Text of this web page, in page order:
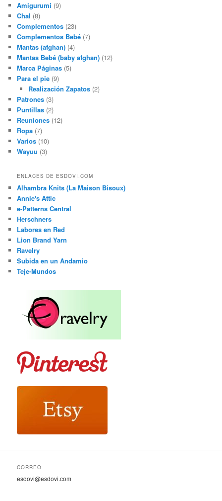
Amigurumi (9)
Chal (8)
Complementos (23)
Complementos Bebé (7)
Mantas (afghan) (4)
Mantas Bebé (baby afghan) (12)
Marca Páginas (5)
Para el pie (9)
Realización Zapatos(2)
Patrones (3)
Puntillas (2)
Reuniones (12)
Ropa (7)
Varios (10)
Wayuu (3)
ENLACES DE ESDOVI.COM
Alhambra Knits (La Maison Bisoux)
Annie's Attic
e-Patterns Central
Herschners
Labores en Red
Lion Brand Yarn
Ravelry
Subida en un Andamio
Teje-Mundos
CORREO
esdovi@esdovi.com